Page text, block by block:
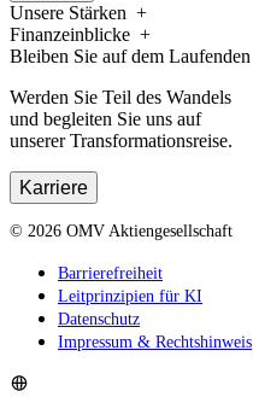
Unsere Stärken
Finanzeinblicke
Bleiben Sie auf dem Laufenden
Werden Sie Teil des Wandels
und begleiten Sie uns auf
unserer Transformationsreise.
Karriere
© 2026 OMV Aktiengesellschaft
Barrierefreiheit
Leitprinzipien für KI
Datenschutz
Impressum & Rechtshinweis